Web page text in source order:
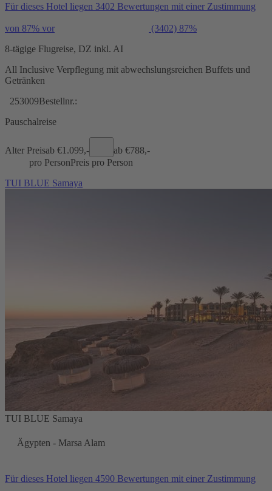
Für dieses Hotel liegen 3402 Bewertungen mit einer Zustimmung
von 87% vor (3402) 87%
8-tägige Flugreise, DZ inkl. AI
All Inclusive Verpflegung mit abwechslungsreichen Buffets und
Getränken
253009Bestellnr.:
Pauschalreise
Alter Preisab €1.099,- ab €788,-
pro PersonPreis pro Person
TUI BLUE Samaya
TUI BLUE Samaya
Ägypten - Marsa Alam
Für dieses Hotel liegen 4590 Bewertungen mit einer Zustimmung